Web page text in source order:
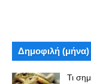
Δημοφιλή (μήνα)
Τι